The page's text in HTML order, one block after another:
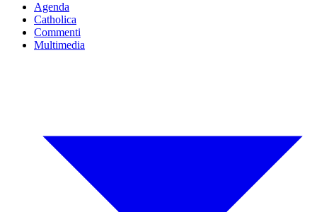
Agenda
Catholica
Commenti
Multimedia